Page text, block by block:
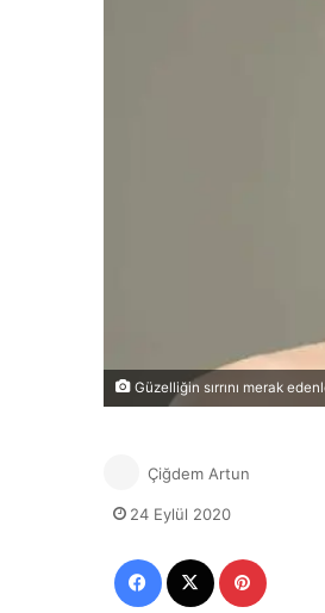
Güzelliğin sırrını merak
Çiğdem Artun
24 Eylül 2020